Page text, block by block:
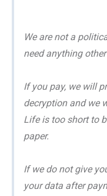
We are not a
need anything
If you pay, we will
decryption and we
Life is too short to
paper.
If we do not give
your data after